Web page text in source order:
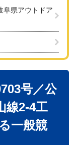
阜県アウトドア
号／公
線2-4工
一般競